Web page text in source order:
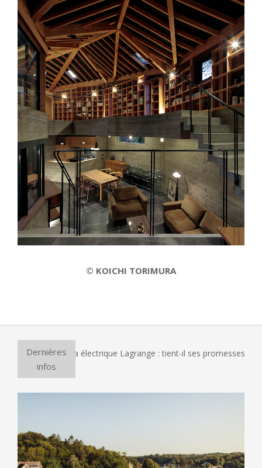
© KOICHI TORIMURA
03-
01
Dernières
infos
four à pizza électrique Lagrange : tient-il ses promesses ?